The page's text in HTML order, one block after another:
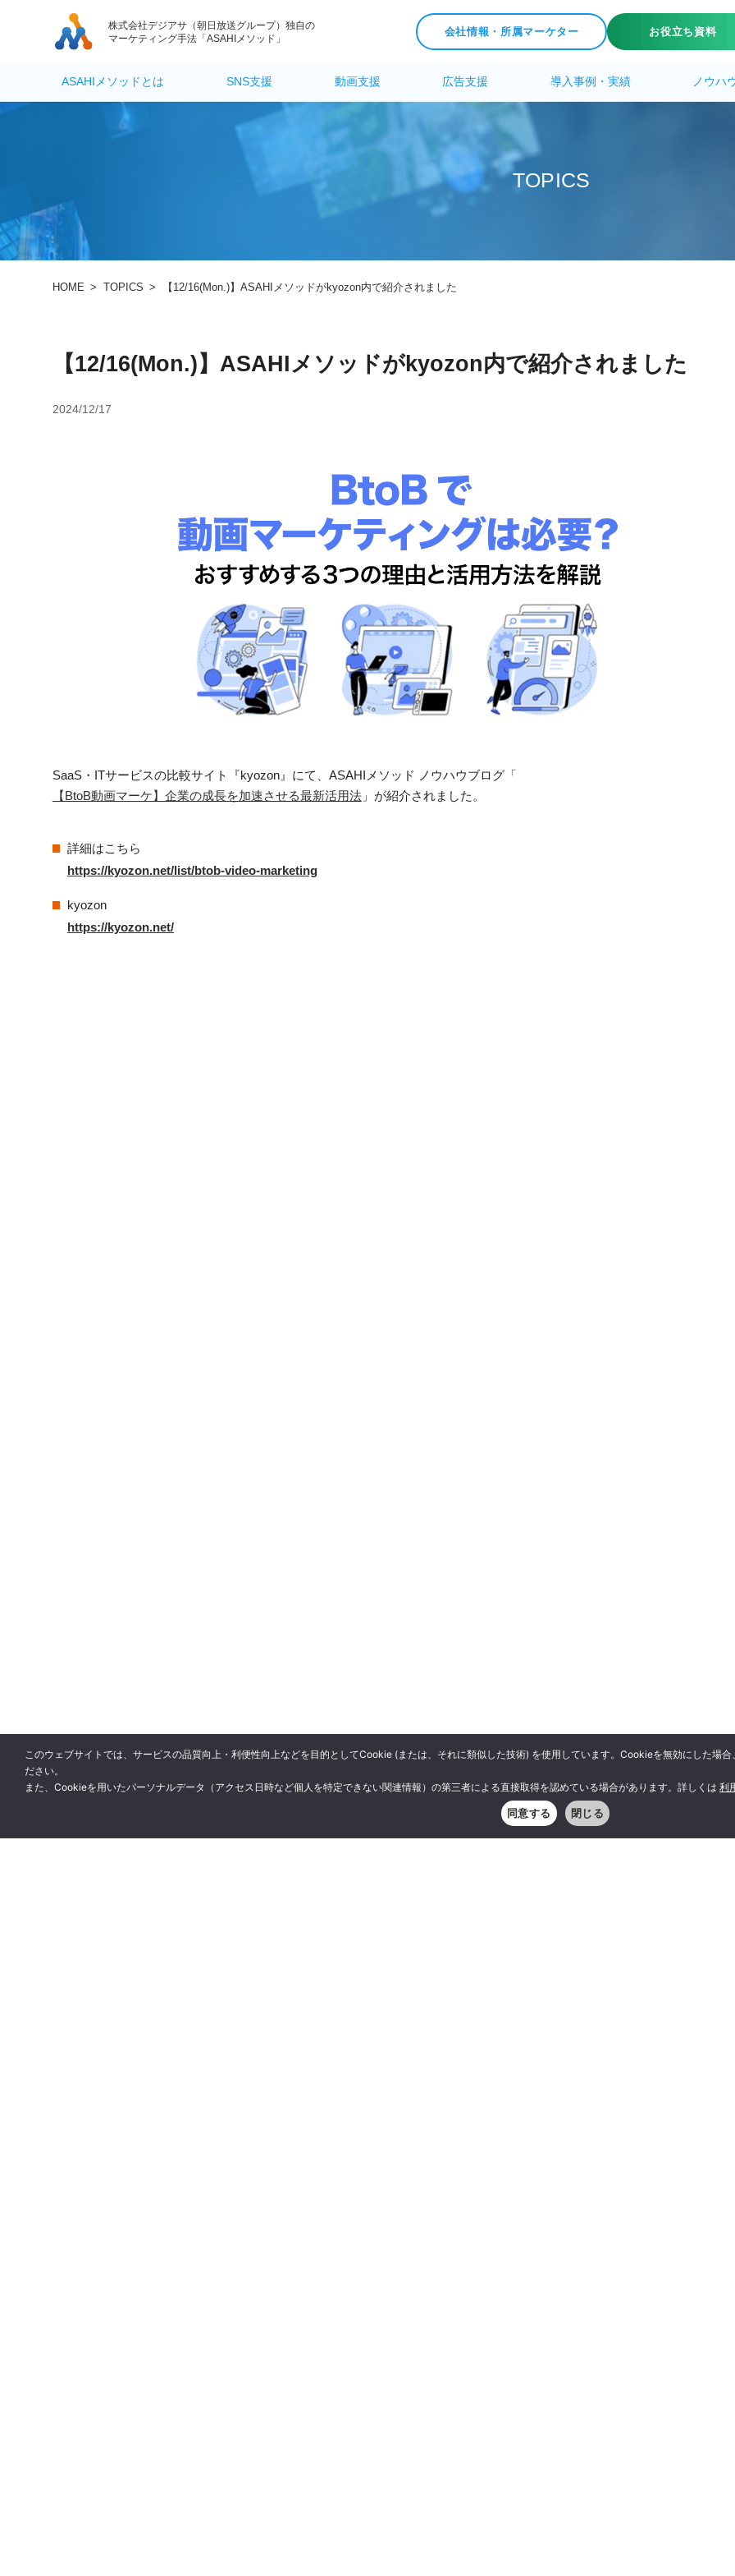
株式会社デジアサ（朝日放送グループ）独自の
マーケティング手法「ASAHIメソッド」
会社情報・所属マーケター お役立ち資料
ASAHIメソッドとは SNS支援 動画支援 広告支援 導入事例・実績 ノウハ
TOPICS
HOME > TOPICS > 【12/16(Mon.)】ASAHIメソッドがkyozon内で紹介されました
【12/16(Mon.)】ASAHIメソッドがkyozon内で紹介されました
2024/12/17
SaaS・ITサービスの比較サイト『kyozon』にて、ASAHIメソッド ノウハウブログ「
【BtoB動画マーケ】企業の成長を加速させる最新活用法」が紹介されました。
詳細はこちら
https://kyozon.net/list/btob-video-marketing
kyozon
https://kyozon.net/
このウェブサイトでは、サービスの品質向上・利便性向上などを目的としてCookie (または、それに類似した技術) を使用しています。Cookieを無効にした場
ださい。
また、Cookieを用いたパーソナルデータ（アクセス日時など個人を特定できない関連情報）の第三者による直接取得を認めている場合があります。詳しくは 利
同意する 閉じる